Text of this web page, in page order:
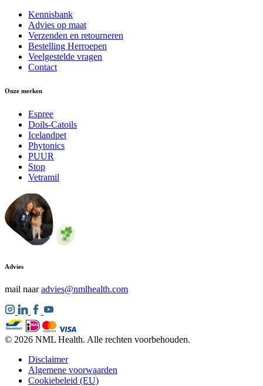
Kennisbank
Advies op maat
Verzenden en retourneren
Bestelling Herroepen
Veelgestelde vragen
Contact
Onze merken
Espree
Doils-Catoils
Icelandpet
Phytonics
PUUR
Stop
Vetramil
Advies
mail naaradvies@nmlhealth.com
© 2026 NML Health. Alle rechten voorbehouden.
Disclaimer
Algemene voorwaarden
Cookiebeleid (EU)